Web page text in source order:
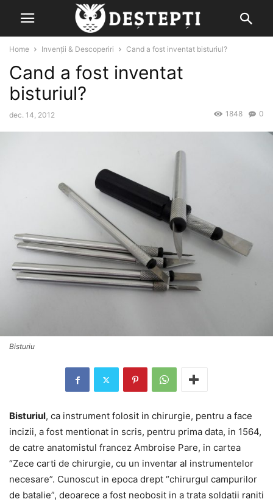
Home Invenții & Descoperiri Cand a fost inventat bisturiul?
Cand a fost inventat
bisturiul?
dec. 14, 2012 0
1848
Bisturiu
Bisturiul, ca instrument folosit in chirurgie, pentru a face
incizii, a fost mentionat in scris, pentru prima data, in 1564,
de catre anatomistul francez Ambroise Pare, in cartea
“Zece carti de chirurgie, cu un inventar al instrumentelor
necesare”. Cunoscut in epoca drept “chirurgul campurilor
de batalie”, deoarece a fost neobosit in a trata soldatii raniti